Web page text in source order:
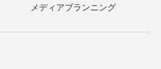
メディアプランニング